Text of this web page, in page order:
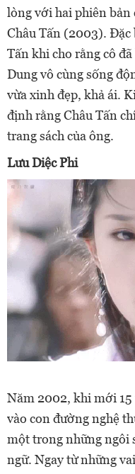
lòng với hai phiên bản
Châu Tấn (2003). Đặc
Tấn khi cho rằng cô
Dung vô cùng sống
vừa xinh đẹp, khả ái.
định rằng Châu Tấn
trang sách của ông.
Lưu Diệc Phi
Năm 2002, khi mới
vào con đường nghệ
một trong những ngôi
ngữ. Ngay từ những